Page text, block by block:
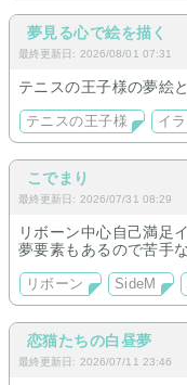
夢見る心で絵を描く
最終更新日: 2026/08/01 07:31
テニスの王子様の夢絵
テニスの王子様 イ
こでまり
最終更新日: 2026/07/31 08:29
リボーン中心自己満足
夢要素もあるので苦手
リボーン SideM
恋猫たちの白昼夢
最終更新日: 2026/07/11 23:46